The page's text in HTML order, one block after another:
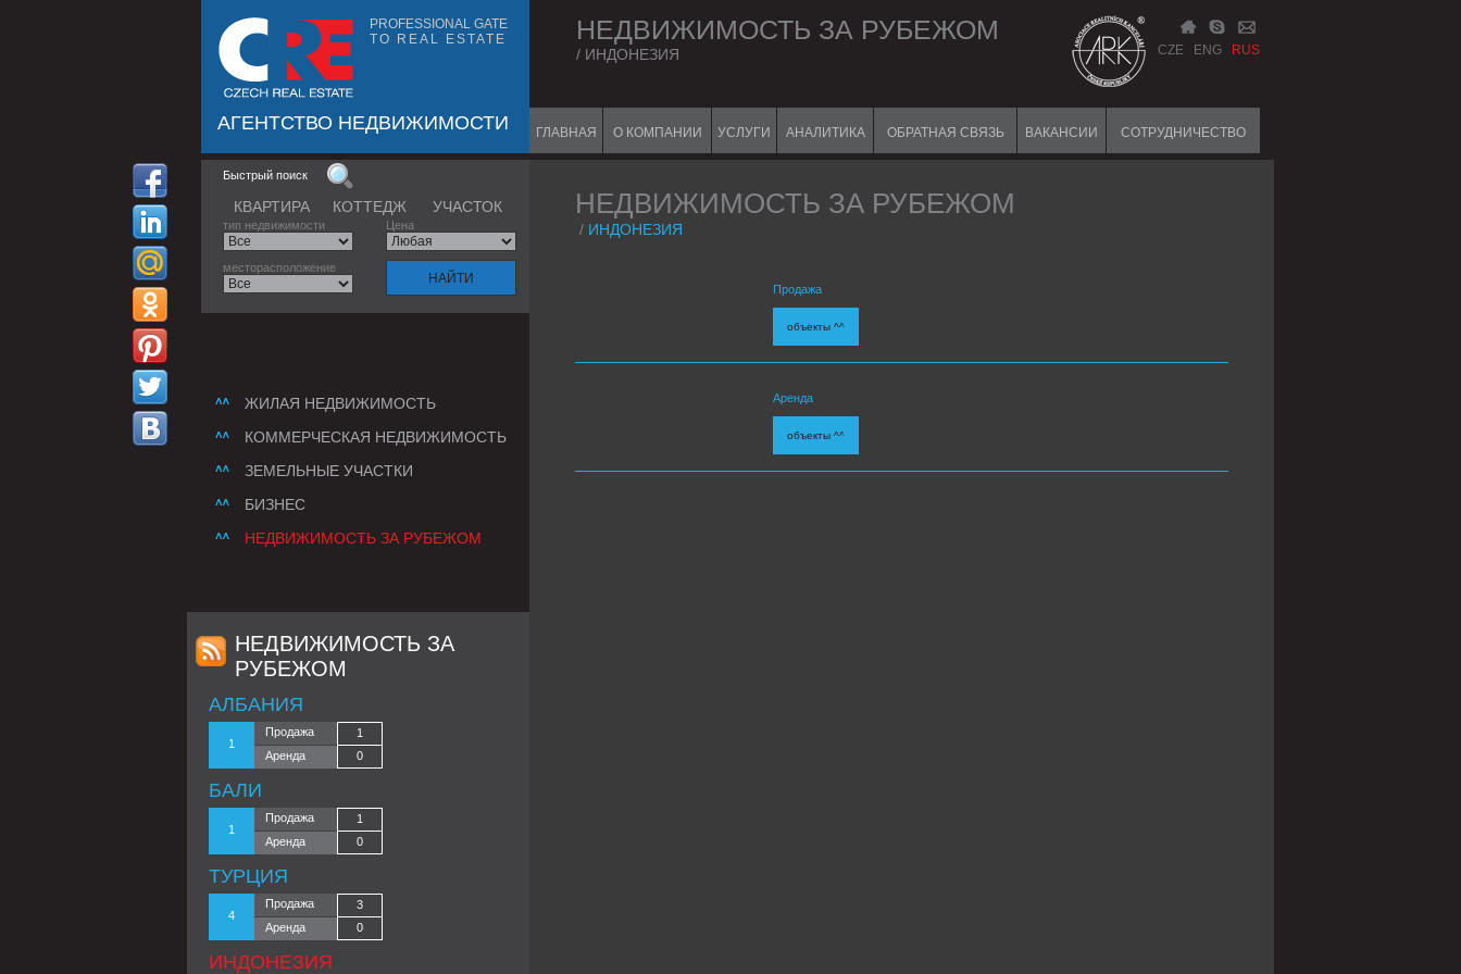
PROFESSIONAL GATE
TO REAL ESTATE
АГЕНТСТВО НЕДВИЖИМОСТИ
CZE ENG RUS
НЕДВИЖИМОСТЬ ЗА РУБЕЖОМ
/ ИНДОНЕЗИЯ
ГЛАВНАЯ О КОМПАНИИ УСЛУГИ АНАЛИТИКА ОБРАТНАЯ СВЯЗЬ ВАКАНСИИ СОТРУДНИЧЕСТВО
Быстрый поиск
КВАРТИРА КОТТЕДЖ УЧАСТОК
тип недвижимости Цена
месторасположение
ЖИЛАЯ НЕДВИЖИМОСТЬ
КОММЕРЧЕСКАЯ НЕДВИЖИМОСТЬ
ЗЕМЕЛЬНЫЕ УЧАСТКИ
БИЗНЕС
НЕДВИЖИМОСТЬ ЗА РУБЕЖОМ
НЕДВИЖИМОСТЬ ЗА РУБЕЖОМ
/ ИНДОНЕЗИЯ
Продажа
объекты ^^
Аренда
объекты ^^
НЕДВИЖИМОСТЬ ЗА
РУБЕЖОМ
АЛБАНИЯ
Продажа
1
Аренда
0
1
БАЛИ
Продажа
1
Аренда
0
1
ТУРЦИЯ
Продажа
3
Аренда
0
4
ИНДОНЕЗИЯ